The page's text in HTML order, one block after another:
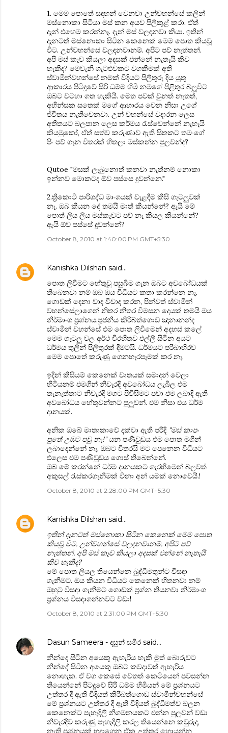
1. මෙම පොතේ සඳහන් වෙනවා උන්වහන්සේ කලින්
මස්නොකා සිටියා මස් කන අයව පිලිකුළ් කරා. ඒත්
දැන් එහෙම කරන්නෑ. දැන් මස් වලඳනවා කියා. ඉතින්
දැනටත් මස්නොකා සිටින කෙනෙක් මෙම පොත කියවූ
විට. උන්වහන්සේ වලඳනවානම්. අපිට පව් නැත්තන්.
අපි මස් කෑව කියලා අදසක් එන්නේ නැතැයි කිව
හැකිද? මෙවැනි ගැටළුවකට වගකීමක් අති
ස්වාමීන්වහන්සේ නමක් විදියට පිලිතුරු දිය යුතු
ආකාරය පිටිදූවේ සිරි ධම්ම හිමි නමගේ පිළිතුර බලූවිට
ඔබට වටහා ගත හැකියි. මෙත පවක් වුනත් නැතත්,
අහින්සක සතෙක් මගේ ආහාරය වෙන නිසා උගේ
ජීවිතය නැතිවෙනවා. උන් වහන්සේ වදාරන ලෙස
අතීතයට බලපාන ලෙස කර්මය රැස්වෙන්නේ නැහැයි
කියමුකෝ, ඒත් සත්ව කරුණාව ඇති සිතකට තමංගේ
පිං පව් ගැන විතරක් හිතලා මස්කන්න පුලවන්ද?
Qutoe "මසක් ලැබුනොත් කනවා නැත්නම් නොකා
ඉන්නව මොකටද ඕව පස්සෙ දුවන්නෙ."
2.ත්‍රිකොටි පාරිශද්ධ මාංශයක් වැළඳීම කිසි ගැටලුවක්
නෑ. ඔබ කියන දේ තමයි මාත් කියන්නේ? ඇයි මේ
පොත් ලිය ලිය මස්කෑවට පව් නෑ කියල කියන්නේ?
ඇයි ඕව පස්සේ දුවන්නේ?
October 8, 2010 at 1:40:00 PM GMT+5:30
Kanishka Dilshan said…
පොත ලිවීමට හේතුවූ පසුබිම ගැන ඔබට අවබෝධයක්
තිබෙනවා නම් ඔබ ඔය විධියට කතා කරන්නෙ නෑ.
ගොඩක් දෙනා වාද විවාද කරන, පින්වත් ස්වාමීන්
වහන්සේලාගෙන් නිතර නිතර විමසන දෙයක් තමයි ඔය
නිර්මාංශ ප්‍රශ්නය.පූජනීය කිරිබත්ගොඩ ඤානානන්ද
ස්වාමීන් වහන්සේ එම පොත ලිවීමෙන් අදහස් කලේ
මෙම ගැටලු වල අර්ථ විරහිතව එල්ලී සිටින අයට
ධර්මය තුලින් පිලිතුරක් දීමටයි. ධර්මයට පරිබාහිරව
මෙම පොතේ කරුණු ගෙනහැරපෑමක් කර නෑ.
ඉදින් කිසියම් කෙනෙක් වෘතයක් සමාදන් වෙලා
හිටියනම් එමගින් නිවැරදි අවබෝධය ලැබිල එම
තැනැත්තාට නිවැරදි මගට පිවිසීමට පවා එම ලබාදී ඇති
අවබෝධය හේතුවන්නට පුලුවන්. එම නිසා එය ධර්ම
දානයක්.
අනික ඔබේ මාතෘකාවේ දක්වා ඇති පරිදි "මස් කාපං
පුතේ උඹට පවු නෑ!"යන පණිවුඩය එම පොත මගින්
ලබාදෙන්නේ නෑ. ඔබට විතරයි මට පෙනෙන විධියට
එලෙස එම පණිවුඩය ගොස් තිබෙන්නේ.
ඔබ මේ කරන්නේ ධර්ම දානයකට ගැරහීමෙන් බලවත්
අකුසල් රැස්කරගැනීමක් විනා අන් යමක් නොවෙයි.!
October 8, 2010 at 2:28:00 PM GMT+5:30
Kanishka Dilshan said…
ඉතින් දැනටත් මස්නොකා සිටින කෙනෙක් මෙම පොත
කියවූ විට. උන්වහන්සේ වලඳනවානම්. අපිට පව්
නැත්තන්. අපි මස් කෑව කියලා අදසක් එන්නේ නැතැයි
කිව හැකිද?
මේ පොත ලියල තියෙන්නෙ බුද්ධිමතුන්ට විසඳා
ගැනීමට. ඔය කියන විධියට කෙනෙක් හිතනවා නම්
ඔහුට විසඳා ගැනීමට ගොඩක් ප්‍රශ්න තියනවා නිර්මාංශ
ප්‍රශ්නය විසඳාගන්නවට වඩා!
October 8, 2010 at 2:31:00 PM GMT+5:30
Dasun Sameera - දසුන් සමීර said…
නින්දෙ සිටින අයෙකු ඇහැරිය හැකි මුත් බොරුවට
නින්දේ සිටින අයෙකු ඔබට කවදාවත් ඇහැරිය
නොහැක. ඒ වග කෙසේ වෙතත් කෙටියෙන් පවසන්න
තියෙන්නේ පිටදූවේ සිරි ධම්ම හිමියන් මේ ප්‍රශ්නයට
උත්තර දී ඇති විදියත් කිරිබත්ගොඩ ස්වාමීන්වහන්සේ
මේ ප්‍රශ්නයට උත්තර දී ඇති විදියත් බුද්ධිමත්ව බලන
කෙනෙක්ට පැහැදිලි නිගමනයකට එන්න පුලුවන් වඩා
නිවැරදිව කරුණු පැහැදිලි කරල තියෙන්නෙ කවුරුද,
නැති ප්‍රශ්නයක් හදාගෙන ඒක උත්තර හොයන්න